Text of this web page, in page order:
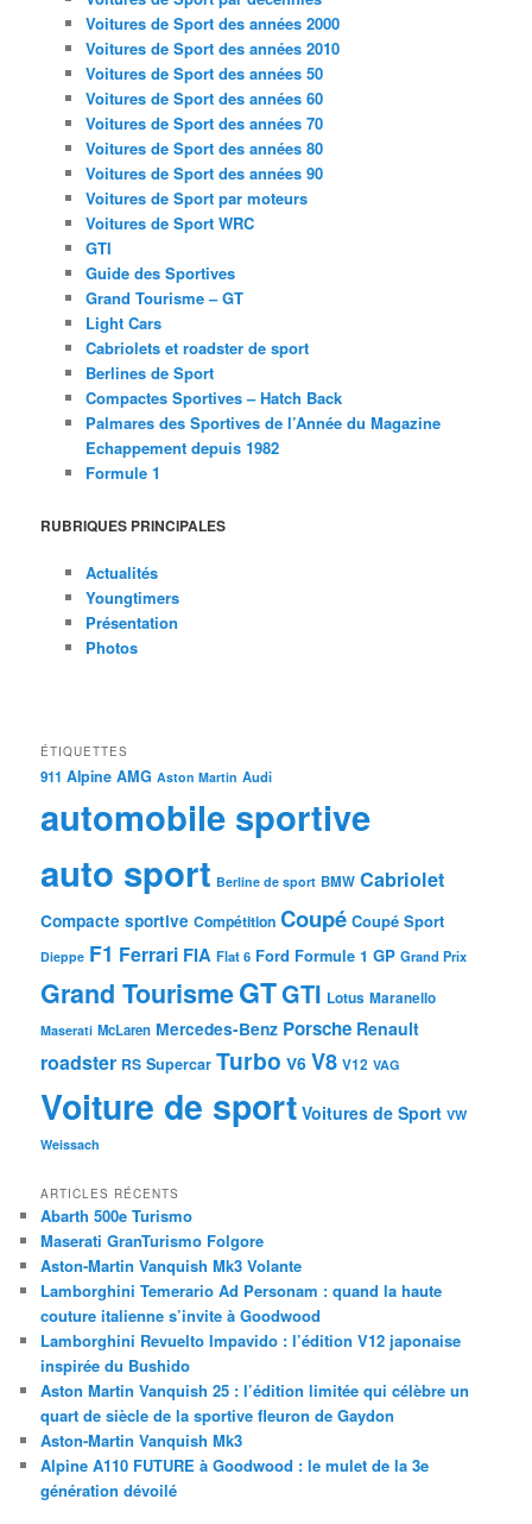
Voitures de Sport des années 2000
Voitures de Sport des années 2010
Voitures de Sport des années 50
Voitures de Sport des années 60
Voitures de Sport des années 70
Voitures de Sport des années 80
Voitures de Sport des années 90
Voitures de Sport par moteurs
Voitures de Sport WRC
GTI
Guide des Sportives
Grand Tourisme – GT
Light Cars
Cabriolets et roadster de sport
Berlines de Sport
Compactes Sportives – Hatch Back
Palmares des Sportives de l’Année du Magazine
Echappement depuis 1982
Formule 1
RUBRIQUES PRINCIPALES
Actualités
Youngtimers
Présentation
Photos
ÉTIQUETTES
911 Alpine AMG Aston Martin Audi
automobile sportive
auto sport Berline de sport BMW Cabriolet
Compacte sportive Compétition Coupé Coupé Sport
Dieppe F1 Ferrari FIA Flat 6 Ford Formule 1 GP Grand Prix
Grand TourismeGTGTI Lotus Maranello
Maserati McLaren Mercedes-Benz Porsche Renault
roadster RS Supercar Turbo V6 V8 V12 VAG
Voiture de sport Voitures de Sport VW
Weissach
ARTICLES RÉCENTS
Abarth 500e Turismo
Maserati GranTurismo Folgore
Aston-Martin Vanquish Mk3 Volante
Lamborghini Temerario Ad Personam : quand la haute
couture italienne s’invite à Goodwood
Lamborghini Revuelto Impavido : l’édition V12 japonaise
inspirée du Bushido
Aston Martin Vanquish 25 : l’édition limitée qui célèbre un
quart de siècle de la sportive fleuron de Gaydon
Aston-Martin Vanquish Mk3
Alpine A110 FUTURE à Goodwood : le mulet de la 3e
génération dévoilé